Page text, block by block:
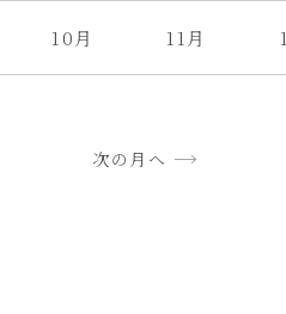
10月 11月
次の月へ